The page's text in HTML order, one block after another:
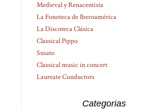
Medieval y Renacentista
La Fonoteca de Iberoamérica
La Discoteca Clásica
Classical Pippo
Susato
Classical music in concert
Laureate Conductors
Categorias